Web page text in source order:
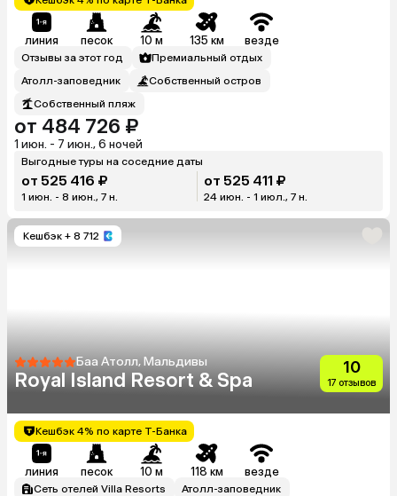
линия песок 10 м 135 км везде
Отзывы за этот год
Премиальный отдых
Атолл-заповедник
Собственный остров
Собственный пляж
от 484 726 ₽
1 июн. - 7 июн., 6 ночей
Выгодные туры на соседние даты
от 525 416 ₽
1 июн. - 8 июн., 7 н.
от 525 411 ₽
24 июн. - 1 июл., 7 н.
Кешбэк + 8 712
Баа Атолл, Мальдивы
Royal Island Resort & Spa
10
17 отзывов
Кешбэк 4% по карте Т-Банка
линия песок 10 м 118 км везде
Сеть отелей Villa Resorts
Атолл-заповедник